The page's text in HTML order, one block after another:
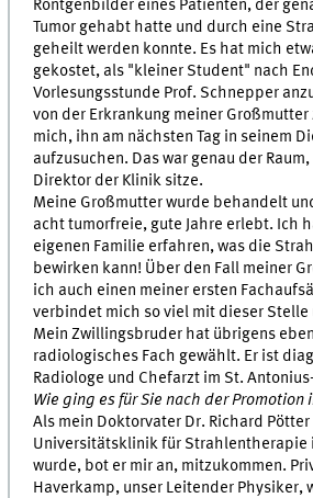
Röntgenbilder eines Patienten, der
Tumor gehabt hatte und durch eine
geheilt werden konnte. Es hat mich
gekostet, als "kleiner Student" nach
Vorlesungsstunde Prof. Schnepper
von der Erkrankung meiner Großmutter
mich, ihn am nächsten Tag in seinem
aufzusuchen. Das war genau der
Direktor der Klinik sitze.
Meine Großmutter wurde behandelt
acht tumorfreie, gute Jahre erlebt. Ich
eigenen Familie erfahren, was die
bewirken kann! Über den Fall meiner
ich auch einen meiner ersten
verbindet mich so viel mit dieser Stelle
Mein Zwillingsbruder hat übrigens
radiologisches Fach gewählt. Er ist
Radiologe und Chefarzt im St.
Wie ging es für Sie nach der Promotion
Als mein Doktorvater Dr. Richard
Universitätsklinik für Strahlentherapie
wurde, bot er mir an, mitzukommen.
Haverkamp, unser Leitender Physiker,